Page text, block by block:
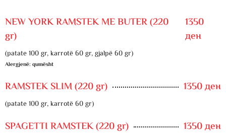
NEW YORK RAMSTEK ME BUTER (220
gr)
1350
ден
(patate 100 gr, karrotë 60 gr, gjalpë 60 gr)
Alergjenë: qumësht
RAMSTEK SLIM (220 gr) 1350 ден
(patate 100 gr, karrotë 60 gr)
SPAGETTI RAMSTEK (220 gr) 1350 ден